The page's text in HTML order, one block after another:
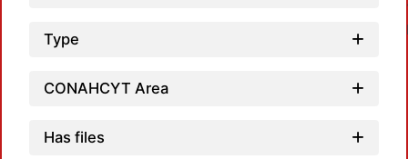
Type
CONAHCYT Area
Has files